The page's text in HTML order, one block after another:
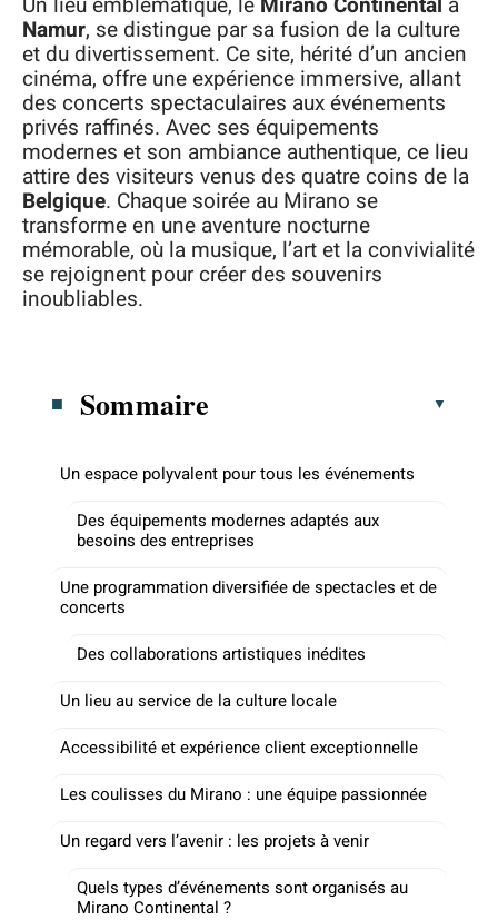
Namur, se distingue par sa fusion de la culture
et du divertissement. Ce site, hérité d’un ancien
cinéma, offre une expérience immersive, allant
des concerts spectaculaires aux événements
privés raffinés. Avec ses équipements
modernes et son ambiance authentique, ce lieu
attire des visiteurs venus des quatre coins de la
Belgique. Chaque soirée au Mirano se
transforme en une aventure nocturne
mémorable, où la musique, l’art et la convivialité
se rejoignent pour créer des souvenirs
inoubliables.
Sommaire
Un espace polyvalent pour tous les événements
Des équipements modernes adaptés aux
besoins des entreprises
Une programmation diversifiée de spectacles et de
concerts
Des collaborations artistiques inédites
Un lieu au service de la culture locale
Accessibilité et expérience client exceptionnelle
Les coulisses du Mirano : une équipe passionnée
Un regard vers l’avenir : les projets à venir
Quels types d’événements sont organisés au
Mirano Continental ?